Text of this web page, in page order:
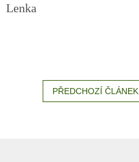
CZK
Lenka
PŘEDCHOZÍ ČLÁNEK